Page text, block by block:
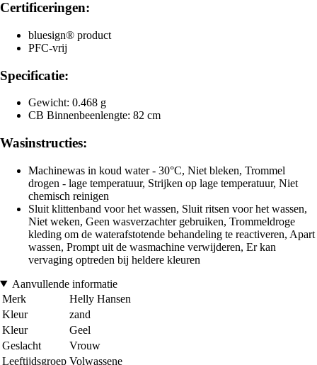
Certificeringen:
bluesign® product
PFC-vrij
Specificatie:
Gewicht: 0.468 g
CB Binnenbeenlengte: 82 cm
Wasinstructies:
Machinewas in koud water - 30°C, Niet bleken, Trommel
drogen - lage temperatuur, Strijken op lage temperatuur, Niet
chemisch reinigen
Sluit klittenband voor het wassen, Sluit ritsen voor het wassen,
Niet weken, Geen wasverzachter gebruiken, Trommeldroge
kleding om de waterafstotende behandeling te reactiveren, Apart
wassen, Prompt uit de wasmachine verwijderen, Er kan
vervaging optreden bij heldere kleuren
Aanvullende informatie
Merk
Helly Hansen
Kleur
zand
Kleur
Geel
Geslacht
Vrouw
Leeftijdsgroep Volwassene